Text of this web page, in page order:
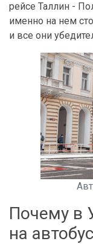
рейсе Таллин -
именно на нем
и все они
Почему в
на